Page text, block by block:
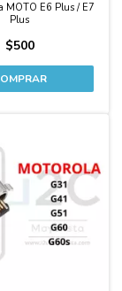
MOTO E6 Plus / E7
Plus
$500